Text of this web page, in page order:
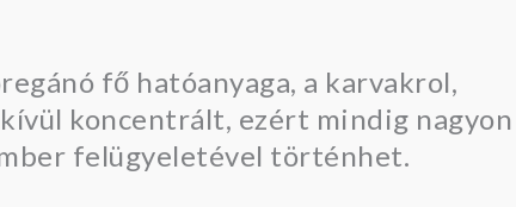
fő hatóanyaga, a karvakrol,
koncentrált, ezért mindig nagyon
felügyeletével történhet.